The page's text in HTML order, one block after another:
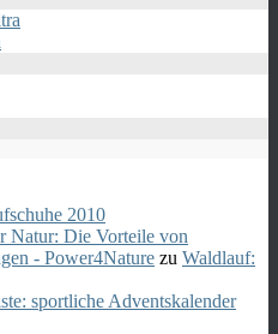
2010
Natur: Die Vorteile von
- Power4Nature zu Waldlauf:
sportliche Adventskalender